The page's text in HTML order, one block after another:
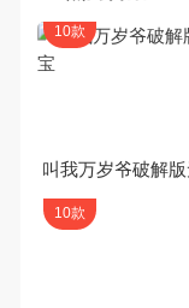
叫我万岁爷破解
10款
10款